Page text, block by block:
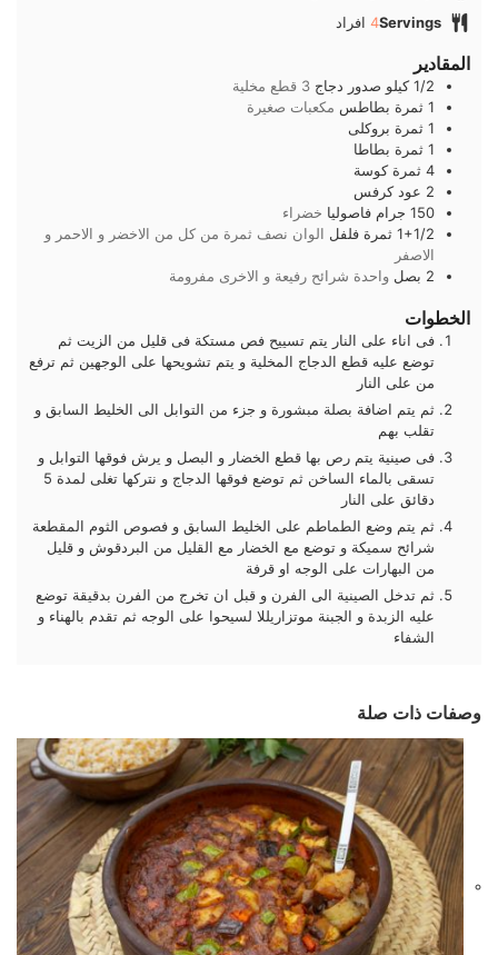
Servings
4 افراد
المقادير
1/2 كيلو صدور دجاج 3 قطع مخلية
1 ثمرة بطاطس مكعبات صغيرة
1 ثمرة بروكلى
1 ثمرة بطاطا
4 ثمرة كوسة
2 عود كرفس
150 جرام فاصوليا خضراء
1+1/2 ثمرة فلفل الوان نصف ثمرة من كل من الاخضر و الاحمر و
الاصفر
2 بصل واحدة شرائح رفيعة و الاخرى مفرومة
الخطوات
فى اناء على النار يتم تسييح فص مستكة فى قليل من الزيت ثم
توضع عليه قطع الدجاج المخلية و يتم تشويحها على الوجهين ثم ترفع
من على النار
ثم يتم اضافة بصلة مبشورة و جزء من التوابل الى الخليط السابق و
تقلب بهم
فى صينية يتم رص بها قطع الخضار و البصل و يرش فوقها التوابل و
تسقى بالماء الساخن ثم توضع فوقها الدجاج و نتركها تغلى لمدة 5
دقائق على النار
ثم يتم وضع الطماطم على الخليط السابق و فصوص الثوم المقطعة
شرائح سميكة و توضع مع الخضار مع القليل من البردقوش و قليل
من البهارات على الوجه او قرفة
ثم تدخل الصينية الى الفرن و قبل ان تخرج من الفرن بدقيقة توضع
عليه الزبدة و الجبنة موتزاريللا لسيحوا على الوجه ثم تقدم بالهناء و
الشفاء
وصفات ذات صلة